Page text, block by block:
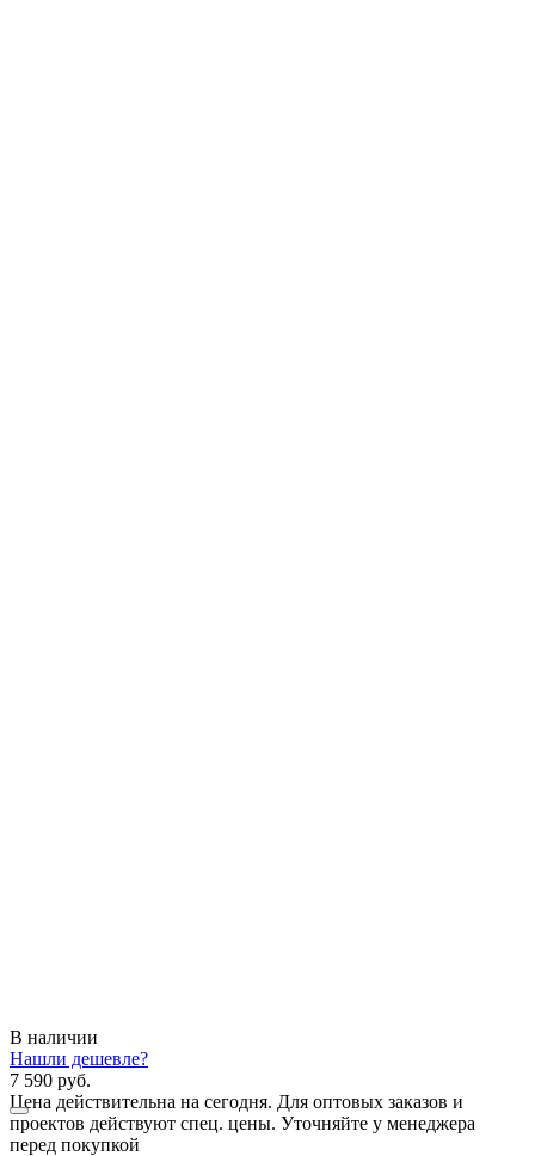
В наличии
Нашли дешевле?
7 590 руб.
Цена действительна на сегодня. Для оптовых заказов и
проектов действуют спец. цены. Уточняйте у менеджера
перед покупкой